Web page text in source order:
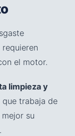
el motor.
limpieza y
que trabaja de
su